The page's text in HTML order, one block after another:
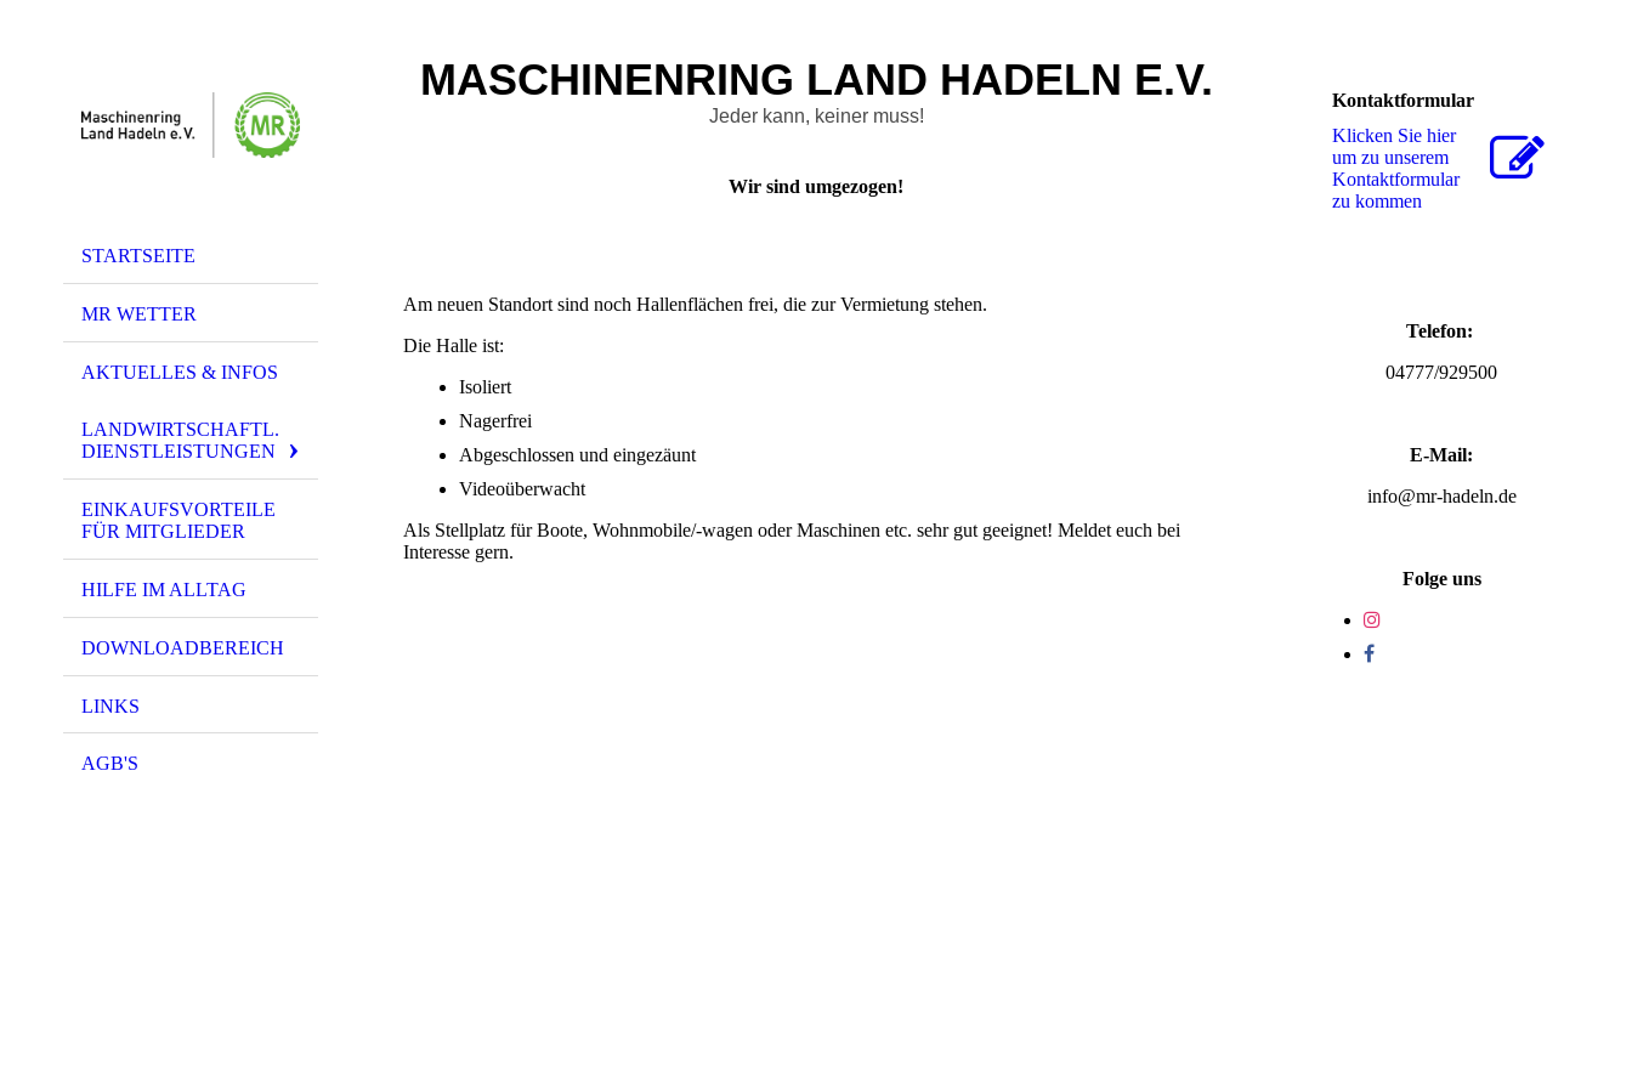
STARTSEITE
MR WETTER
AKTUELLES & INFOS
LANDWIRTSCHAFTL.
DIENSTLEISTUNGEN
EINKAUFSVORTEILE
FÜR MITGLIEDER
HILFE IM ALLTAG
DOWNLOADBEREICH
LINKS
AGB'S
MASCHINENRING LAND HADELN E.V.
Jeder kann, keiner muss!
Wir sind umgezogen!
Am neuen Standort sind noch Hallenflächen frei, die zur Vermietung stehen.
Die Halle ist:
Isoliert
Nagerfrei
Abgeschlossen und eingezäunt
Videoüberwacht
Als Stellplatz für Boote, Wohnmobile/-wagen oder Maschinen etc. sehr gut geeignet! Meldet euch bei
Interesse gern.
Kontaktformular
Klicken Sie hier
um zu unserem
Kon­takt­for­mu­lar
zu kommen
Telefon:
04777/929500
E-Mail:
info@mr-hadeln.de
Folge uns